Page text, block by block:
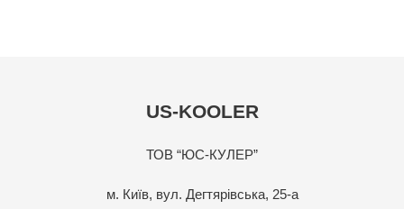
US-KOOLER
ТОВ “ЮС-КУЛЕР”
м. Київ, вул. Дегтярівська, 25-а